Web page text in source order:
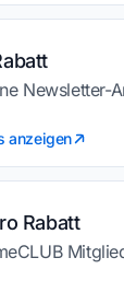
Newsletter-
anzeigen
Rabatt